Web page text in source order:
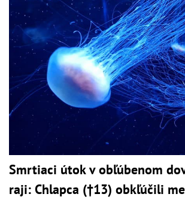
Smrtiaci útok v obľúbenom
raji: Chlapca (†13) obkľúčili